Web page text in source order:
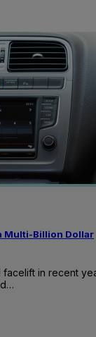
Multi-Billion Dollar
in recent